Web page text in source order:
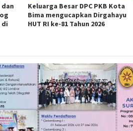
dan
di
Keluarga Besar DPC PKB Kota
Bima mengucapkan Dirgahayu
HUT RI ke-81 Tahun 2026